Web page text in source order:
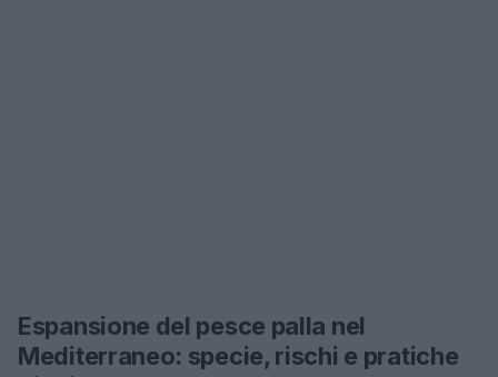
Espansione del pesce palla nel
Mediterraneo: specie, rischi e pratiche